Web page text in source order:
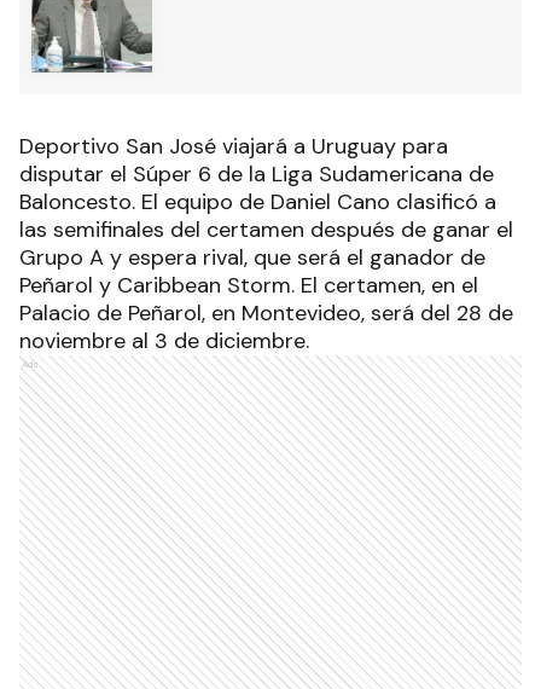
Deportivo San José viajará a Uruguay para
disputar el Súper 6 de la Liga Sudamericana de
Baloncesto. El equipo de Daniel Cano clasificó a
las semifinales del certamen después de ganar el
Grupo A y espera rival, que será el ganador de
Peñarol y Caribbean Storm. El certamen, en el
Palacio de Peñarol, en Montevideo, será del 28 de
noviembre al 3 de diciembre.
Ads